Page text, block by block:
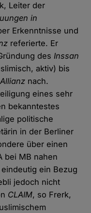
Leiter der
in
Erkenntnisse und
referierte. Er
desInssan
aktiv) bis
nach.
eines sehr
bekanntestes
politische
in der Berliner
über einen
bei MB nahen
ein Bezug
jedoch nicht
CLAIM, so Frerk,